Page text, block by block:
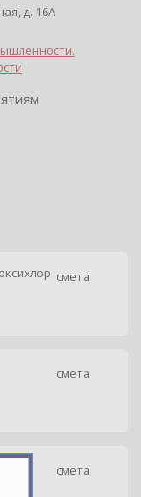
д. 16А
смета
смета
смета